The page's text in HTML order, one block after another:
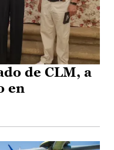
de CLM, a
en